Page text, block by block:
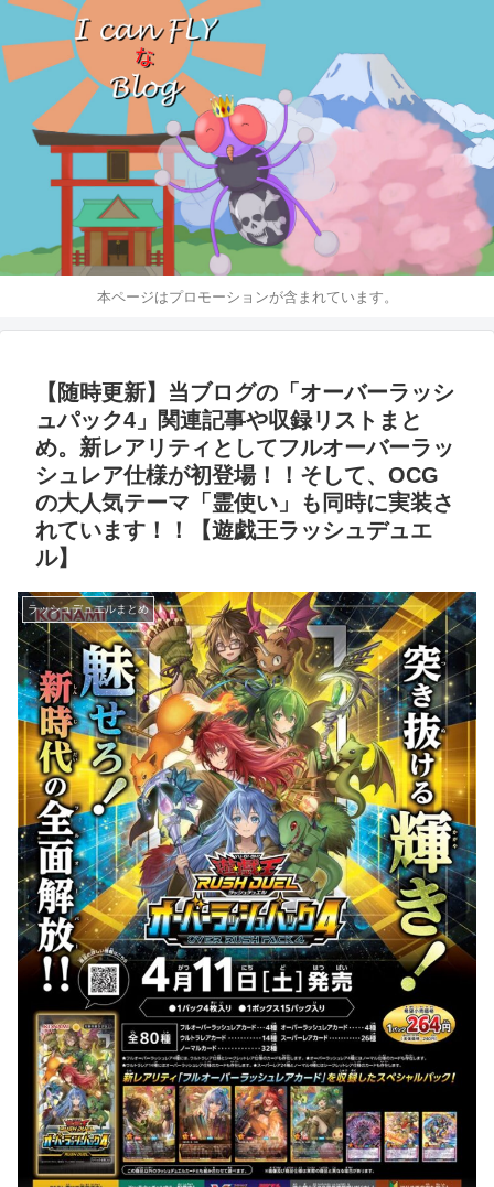
本ページはプロモーションが含まれています。
【随時更新】当ブログの「オーバーラッシ
ュパック4」関連記事や収録リストまと
め。新レアリティとしてフルオーバーラッ
シュレア仕様が初登場！！そして、OCG
の大人気テーマ「霊使い」も同時に実装さ
れています！！【遊戯王ラッシュデュエ
ル】
ラッシュデュエルまとめ